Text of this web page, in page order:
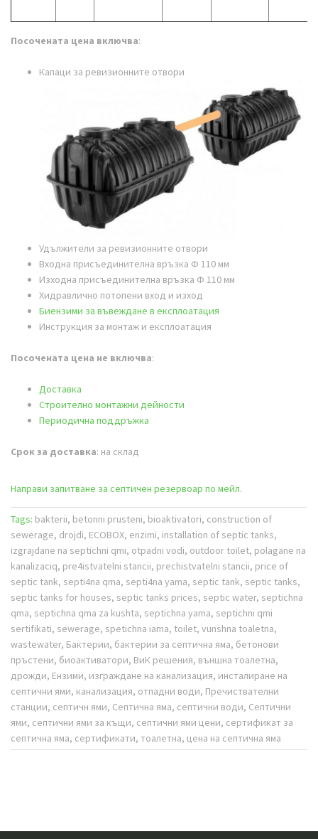
Посочената цена включва:
Капаци за ревизионните отвори
Удължители за ревизионните отвори
Входна присъединителна връзка Ф 110 мм
Изходна присъединителна връзка Ф 110 мм
Хидравлично потопени вход и изход
Биензими за въвеждане в експлоатация
Инструкция за монтаж и експлоатация
Посочената цена не включва:
Доставка
Строително монтажни дейности
Периодична поддръжка
Срок за доставка: на склад
Направи запитване за септичен резервоар по мейл.
Tags: bakterii, betonni prusteni, bioaktivatori, construction of
sewerage, drojdi, ECOBOX, enzimi, installation of septic tanks,
izgrajdane na septichni qmi, otpadni vodi, outdoor toilet, polagane na
kanalizaciq, pre4istvatelni stancii, prechistvatelni stancii, price of
septic tank, septi4na qma, septi4na yama, septic tank, septic tanks,
septic tanks for houses, septic tanks prices, septic water, septichna
qma, septichna qma za kushta, septichna yama, septichni qmi
sertifikati, sewerage, spetichna iama, toilet, vunshna toaletna,
wastewater, Бактерии, бактерии за септична яма, бетонови
пръстени, биоактиватори, ВиК решения, външна тоалетна,
дрожди, Ензими, изграждане на канализация, инсталиране на
септични ями, канализация, отпадни води, Пречиствателни
станции, септичн ями, Септична яма, септични води, Септични
ями, септични ями за къщи, септични ями цени, сертификат за
септична яма, сертификати, тоалетна, цена на септична яма